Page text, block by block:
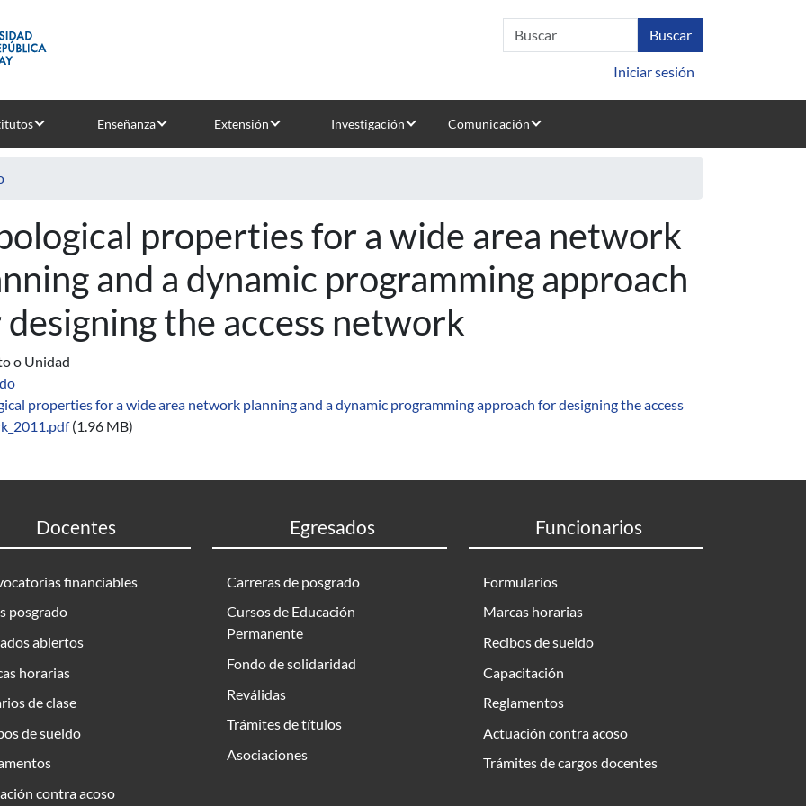
Iniciar sesión
Enseñanza Extensión Investigación Comunicación
properties for a wide area network
and a dynamic programming approach
the access network
o Unidad
properties for a wide area network planning and a dynamic programming approach for designing the access
(1.96 MB)
Docentes
financiables
posgrado
abiertos
horarias
de clase
de sueldo
contra acoso
Egresados
Carreras de posgrado
Cursos de Educación
Permanente
Fondo de solidaridad
Reválidas
Trámites de títulos
Asociaciones
Funcionarios
Formularios
Marcas horarias
Recibos de sueldo
Capacitación
Reglamentos
Actuación contra acoso
Trámites de cargos docentes